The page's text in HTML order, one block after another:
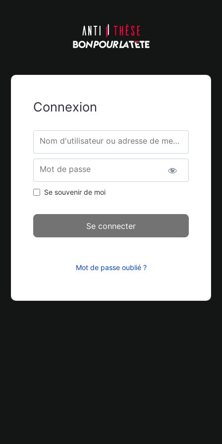
Connexion
Nom d'utilisateur ou adresse de messagerie.
Mot de passe
Se souvenir de moi
Mot de passe oublié ?